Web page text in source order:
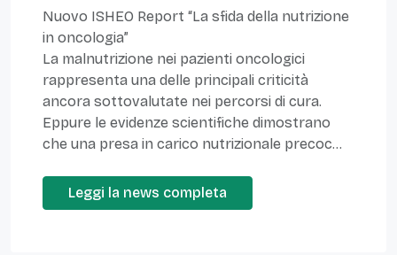
Nuovo ISHEO Report “La sfida della nutrizione
in oncologia”
La malnutrizione nei pazienti oncologici
rappresenta una delle principali criticità
ancora sottovalutate nei percorsi di cura.
Eppure le evidenze scientifiche dimostrano
che una presa in carico nutrizionale precoc...
Leggi la news completa